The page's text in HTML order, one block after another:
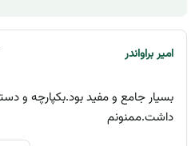
امیر براواندر
بسیار جامع و مفید بود.بکپارچه و
داشت.ممنونم